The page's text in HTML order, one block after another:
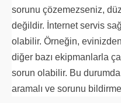
sorunu çözemezseniz,
değildir. İnternet servis
olabilir. Örneğin,
diğer bazı ekipmanlarla
sorun olabilir. Bu
aramalı ve sorunu